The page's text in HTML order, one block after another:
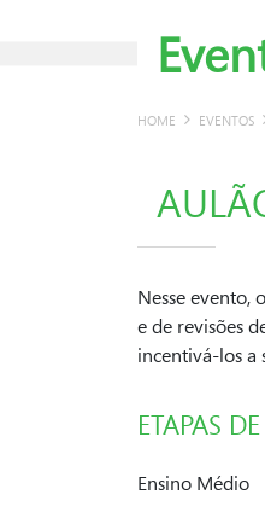
HOME EVENTOS
Nesse evento,
e de revisões
incentivá-los a
ETAPAS
Ensino Médio